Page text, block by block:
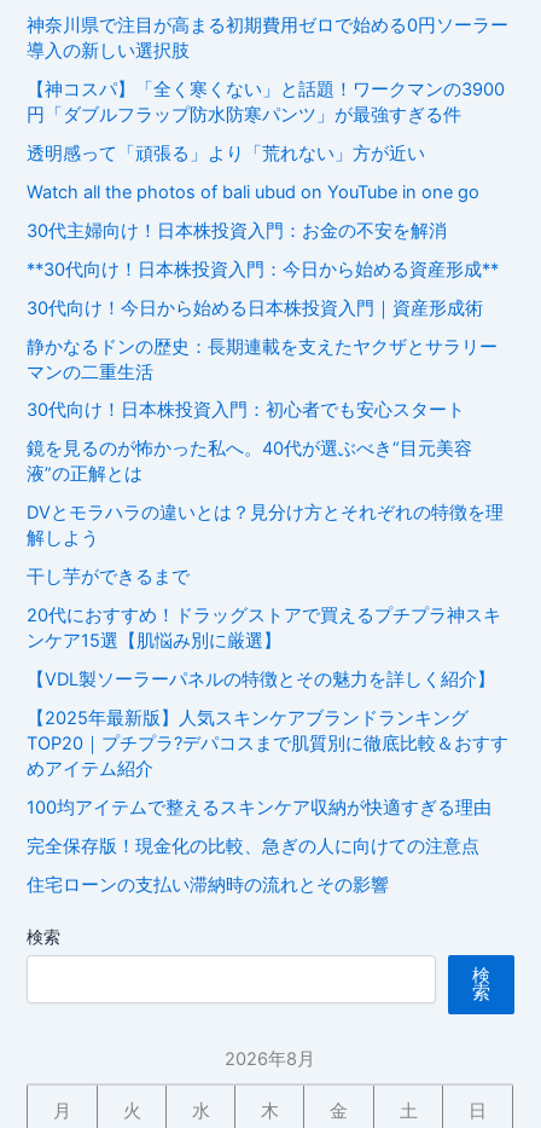
神奈川県で注目が高まる初期費用ゼロで始める0円ソーラー
導入の新しい選択肢
【神コスパ】「全く寒くない」と話題！ワークマンの3900
円「ダブルフラップ防水防寒パンツ」が最強すぎる件
透明感って「頑張る」より「荒れない」方が近い
Watch all the photos of bali ubud on YouTube in one go
30代主婦向け！日本株投資入門：お金の不安を解消
**30代向け！日本株投資入門：今日から始める資産形成**
30代向け！今日から始める日本株投資入門｜資産形成術
静かなるドンの歴史：長期連載を支えたヤクザとサラリー
マンの二重生活
30代向け！日本株投資入門：初心者でも安心スタート
鏡を見るのが怖かった私へ。40代が選ぶべき“目元美容
液”の正解とは
DVとモラハラの違いとは？見分け方とそれぞれの特徴を理
解しよう
干し芋ができるまで
20代におすすめ！ドラッグストアで買えるプチプラ神スキ
ンケア15選【肌悩み別に厳選】
【VDL製ソーラーパネルの特徴とその魅力を詳しく紹介】
【2025年最新版】人気スキンケアブランドランキング
TOP20｜プチプラ?デパコスまで肌質別に徹底比較＆おすす
めアイテム紹介
100均アイテムで整えるスキンケア収納が快適すぎる理由
完全保存版！現金化の比較、急ぎの人に向けての注意点
住宅ローンの支払い滞納時の流れとその影響
検索
検
索
2026年8月
月 火 水 木 金 土 日